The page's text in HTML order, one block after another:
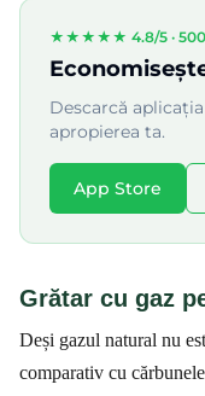
★★★★★ 4.8/5 ·
Descarcă
apropierea ta.
App Store
Grătar cu gaz
Deși gazul natural nu
comparativ cu